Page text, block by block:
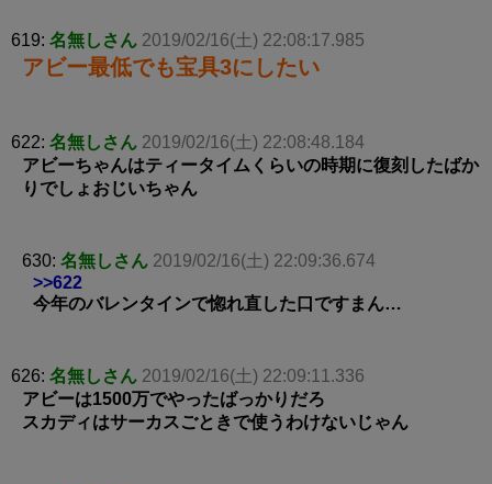
619: 名無しさん 2019/02/16(土) 22:08:17.985
アビー最低でも宝具3にしたい
622: 名無しさん 2019/02/16(土) 22:08:48.184
アビーちゃんはティータイムくらいの時期に復刻したばか
りでしょおじいちゃん
630: 名無しさん 2019/02/16(土) 22:09:36.674
>>622
今年のバレンタインで惚れ直した口ですまん…
626: 名無しさん 2019/02/16(土) 22:09:11.336
アビーは1500万でやったばっかりだろ
スカディはサーカスごときで使うわけないじゃん